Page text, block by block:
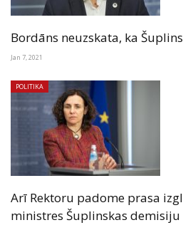
Bordāns neuzskata, ka
Jan 7, 2021
POLITIKA
Arī Rektoru padome prasa
ministres Šuplinskas demisiju